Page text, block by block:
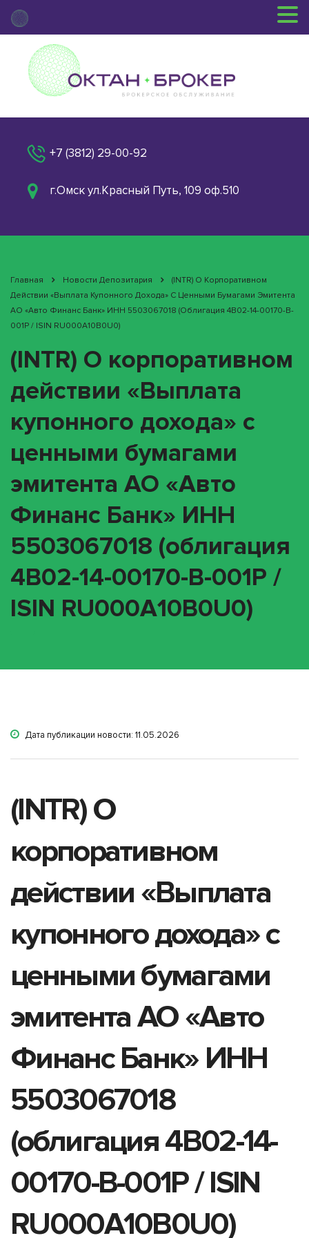
+7 (3812) 29-00-92
г.Омск ул.Красный Путь, 109 оф.510
Главная Новости Депозитария
(INTR) О Корпоративном
Действии «Выплата Купонного Дохода» С Ценными Бумагами Эмитента
АО «Авто Финанс Банк» ИНН 5503067018 (облигация 4B02-14-00170-B-
001P / ISIN RU000A10B0U0)
(INTR) О корпоративном
действии «Выплата
купонного дохода» с
ценными бумагами
эмитента АО «Авто
Финанс Банк» ИНН
5503067018 (облигация
4B02-14-00170-B-001P /
ISIN RU000A10B0U0)
Дата публикации новости: 11.05.2026
(INTR) О
корпоративном
действии «Выплата
купонного дохода» с
ценными бумагами
эмитента АО «Авто
Финанс Банк» ИНН
5503067018
(облигация 4B02-14-
00170-B-001P / ISIN
RU000A10B0U0)